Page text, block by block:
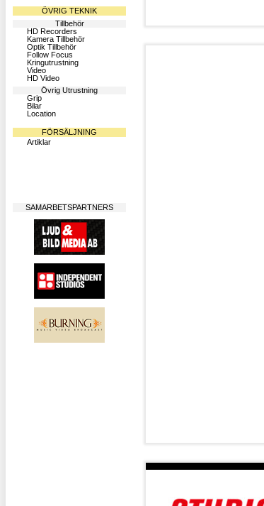
ÖVRIG TEKNIK
Tillbehör
HD Recorders
Kamera Tillbehör
Optik Tillbehör
Follow Focus
Kringutrustning
Video
HD Video
Övrig Utrustning
Grip
Bilar
Location
FÖRSÄLJNING
Artiklar
SAMARBETSPARTNERS